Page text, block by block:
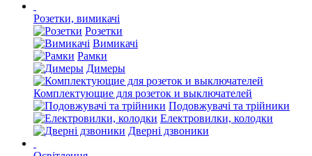
Розетки, вимикачі
Розетки
Вимикачі
Рамки
Димеры
Комплектующие для розеток и выключателей
Подовжувачі та трійники
Електровилки, колодки
Дверні дзвоники